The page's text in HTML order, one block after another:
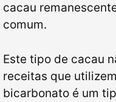
cacau
comum.
Este tipo de cacau
receitas que
bicarbonato é um